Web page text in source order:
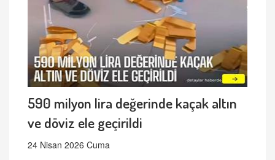
590 milyon lira değerinde kaçak altın
ve döviz ele geçirildi
24 Nisan 2026 Cuma